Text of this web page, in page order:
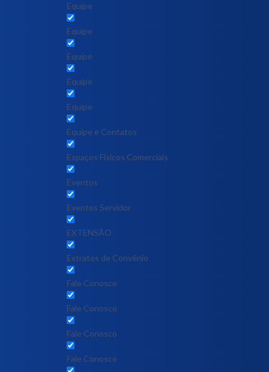
Equipe
Equipe
Equipe
Equipe
Equipe
Equipe e Contatos
Espaços Físicos Comerciais
Eventos
Eventos Servidor
EXTENSÃO
Extratos de Convênio
Fale Conosco
Fale Conosco
Fale Conosco
Fale Conosco